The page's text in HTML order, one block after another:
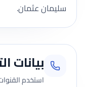
سليمان عثمان.
بيانات
استخدم